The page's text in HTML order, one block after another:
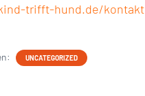
trifft-hund.de/kontakt
UNCATEGORIZED